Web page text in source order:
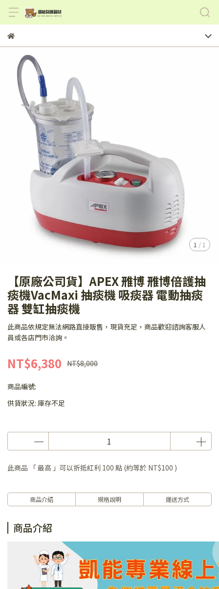
1 / 1
【原廠公司貨】APEX 雃博 雃博倍護抽
痰機VacMaxi 抽痰機 吸痰器 電動抽痰
器 雙缸抽痰機
此商品依規定無法網路直接販售，現貨充足，商品歡迎諮詢客服人
員或各店門市洽詢。
NT$6,380 NT$8,000
商品編號:
供貨狀況: 庫存不足
此商品 「 最高 」可以折抵紅利 100 點 (約等於 NT$100 )
商品介紹 規格說明 運送方式
商品介紹